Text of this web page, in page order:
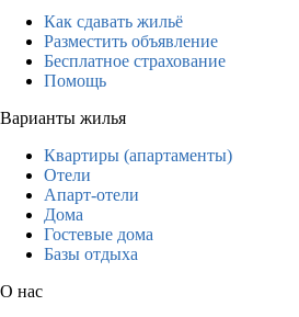
Как сдавать жильё
Разместить объявление
Бесплатное страхование
Помощь
Варианты жилья
Квартиры (апартаменты)
Отели
Апарт-отели
Дома
Гостевые дома
Базы отдыха
О нас